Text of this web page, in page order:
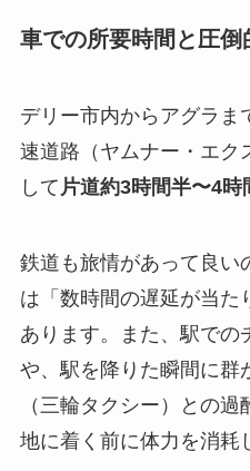
車での所要時間と圧倒
デリー市内からアグラま
速道路（ヤムナー・エク
して 片道約3時間半〜4時
鉄道も旅情があって良い
は「数時間の遅延が当た
あります。また、駅での
や、駅を降りた瞬間に群
（三輪タクシー）との
地に着く前に体力を消耗